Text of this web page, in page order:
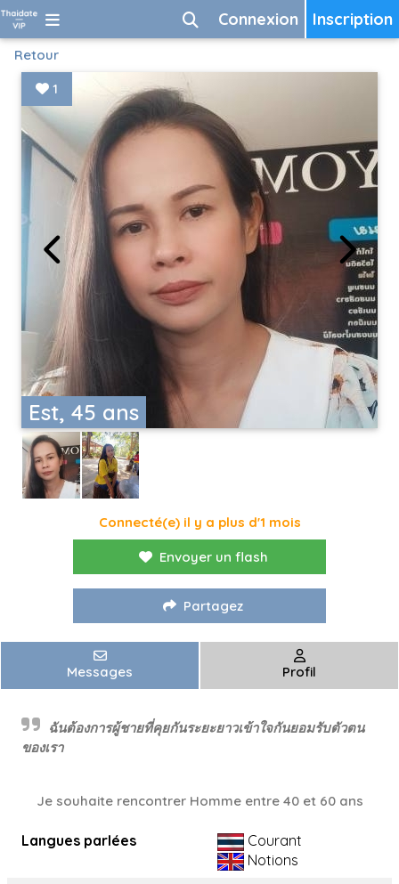
Inscription
Connexion
Retour
Est, 45 ans
1
Connecté(e) il y a plus d'1 mois
Envoyer un flash
Partagez
Messages Profil
ฉันต้องการผู้ชายที่คุยกันระยะยาวเข้าใจกันยอมรับตัวตน
ของเรา
Je souhaite rencontrer Homme entre 40 et 60 ans
Langues parlées
Courant
Notions